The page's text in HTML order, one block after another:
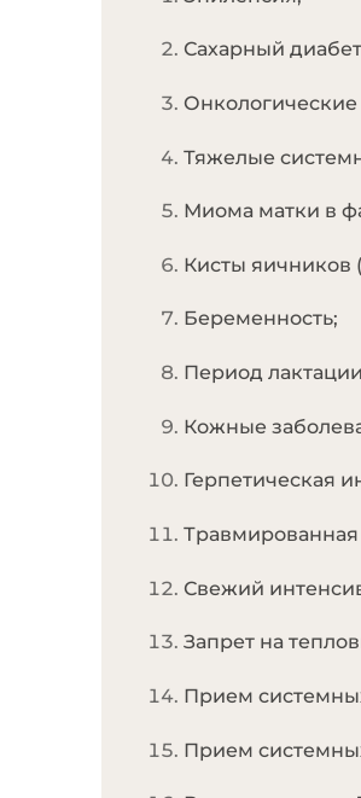
Сахарный
Онкологические
Тяжелые
Миома матки в
Кисты яичников
Беременность;
Период
Кожные
Герпетическая
Свежий
Запрет на
Прием
Прием